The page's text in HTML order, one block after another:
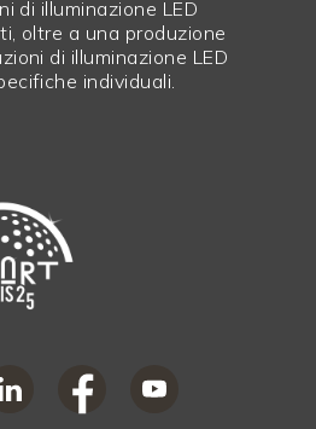
di illuminazione LED
oltre a una produzione
di illuminazione LED
individuali.